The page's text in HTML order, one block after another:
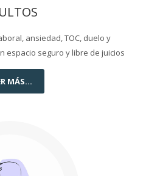
ansiedad, TOC, duelo y
espacio seguro y libre de juicios
MÁS...